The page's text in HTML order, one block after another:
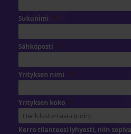
Sukunimi
Sähköposti
Yrityksen nimi
Yrityksen koko
Kerro tilanteesi lyhyesti, niin